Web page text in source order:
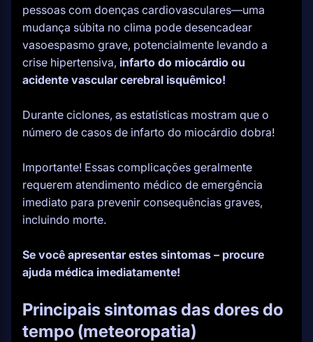
pessoas com doenças cardiovasculares—uma
mudança súbita no clima pode desencadear
vasoespasmo grave, potencialmente levando a
crise hipertensiva, infarto do miocárdio ou
acidente vascular cerebral isquêmico!
Durante ciclones, as estatísticas mostram que o
número de casos de infarto do miocárdio dobra!
Importante! Essas complicações geralmente
requerem atendimento médico de emergência
imediato para prevenir consequências graves,
incluindo morte.
Se você apresentar estes sintomas – procure
ajuda médica imediatamente!
Principais sintomas das dores do
tempo (meteoropatia)